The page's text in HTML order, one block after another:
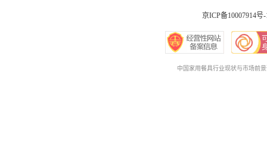
京ICP备10007914号-
中国家用餐具行业现状与市场前